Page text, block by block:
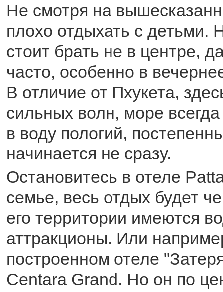
Не смотря на
плохо отдыхать с детьми.
стоит брать не в центре,
часто, особенно в
В отличие от Пхукета,
сильных волн, море
в воду пологий,
начинается не сразу.
Остановитесь в отеле
семье, весь отдых будет
его территории имеются
аттракционы. Или
построенном отеле
Centara Grand. Но он по